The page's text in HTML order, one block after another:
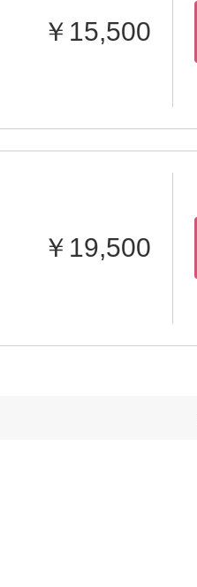
￥15,500
￥19,500